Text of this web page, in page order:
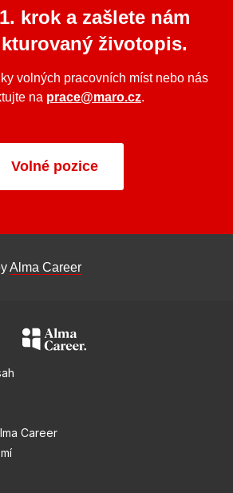
1. kroka zašlete nám
životopis.
volných pracovních míst nebo nás
na prace@maro.cz.
Volné pozice
Alma Career
Career